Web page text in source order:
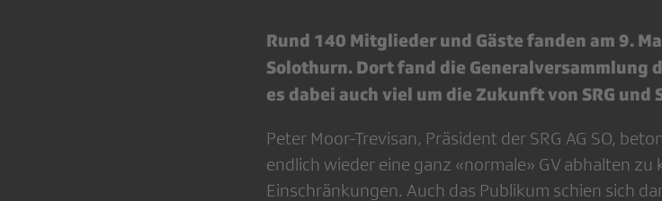
Rund 140 Mitglieder und Gäste fanden am 9.
Solothurn. Dort fand die Generalversammlung
es dabei auch viel um die Zukunft von SRG und
Peter Moor-Trevisan, Präsident der SRG AG SO,
endlich wieder eine ganz «normale» GV abhalten
Einschränkungen. Auch das Publikum schien sich